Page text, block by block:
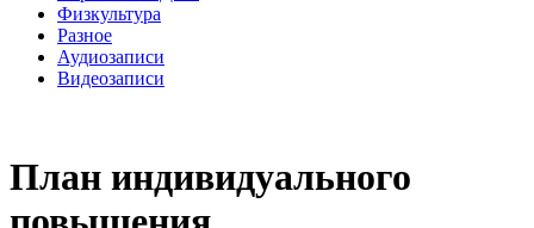
Физкультура
Разное
Аудиозаписи
Видеозаписи
План индивидуального